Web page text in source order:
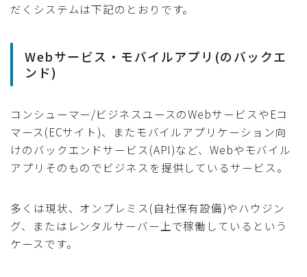
だくシステムは下記のとおりです。
Webサービス・モバイルアプリ(のバックエ
ンド)
コンシューマー/ビジネスユースのWebサービスやEコ
マース(ECサイト)、またモバイルアプリケーション向
けのバックエンドサービス(API)など、Webやモバイル
アプリそのものでビジネスを提供しているサービス。
多くは現状、オンプレミス(自社保有設備)やハウジン
グ、またはレンタルサーバー上で稼働しているという
ケースです。